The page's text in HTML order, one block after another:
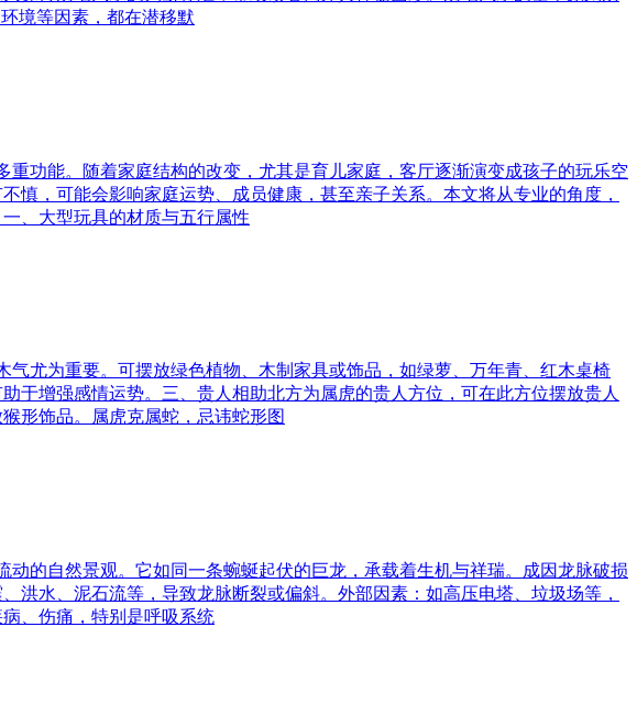
境等因素，都在潜移默
功能。随着家庭结构的改变，尤其是育儿家庭，客厅逐渐演变成孩子的玩乐空
，可能会影响家庭运势、成员健康，甚至亲子关系。本文将从专业的角度，
、大型玩具的材质与五行属性
尤为重要。可摆放绿色植物、木制家具或饰品，如绿萝、万年青、红木桌椅
于增强感情运势。三、贵人相助北方为属虎的贵人方位，可在此方位摆放贵人
形饰品。属虎克属蛇，忌讳蛇形图
的自然景观。它如同一条蜿蜒起伏的巨龙，承载着生机与祥瑞。成因龙脉破损
水、泥石流等，导致龙脉断裂或偏斜。外部因素：如高压电塔、垃圾场等，
、伤痛，特别是呼吸系统